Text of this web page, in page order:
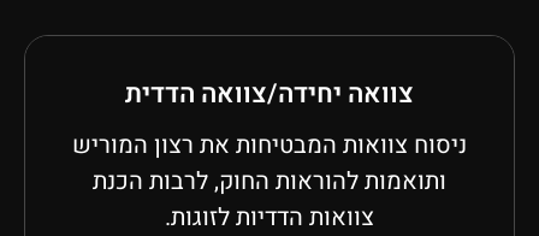
צוואה יחידה/צוואה הדדית
ניסוח צוואות המבטיחות את רצון המוריש
ותואמות להוראות החוק, לרבות הכנת
צוואות הדדיות לזוגות.